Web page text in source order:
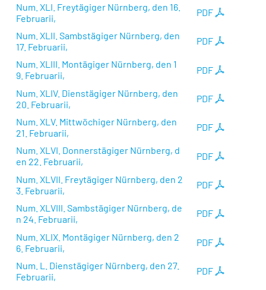
PDF
Num. XLI. Freytägiger Nürnberg, den 16.
Februarii,
PDF
Num. XLII. Sambstägiger Nürnberg, den
17. Februarii,
PDF
Num. XLIII. Montägiger Nürnberg, den 1
9. Februarii,
PDF
Num. XLIV. Dienstägiger Nürnberg, den
20. Februarii,
PDF
Num. XLV. Mittwöchiger Nürnberg, den
21. Februarii,
PDF
Num. XLVI. Donnerstägiger Nürnberg, d
en 22. Februarii,
PDF
Num. XLVII. Freytägiger Nürnberg, den 2
3. Februarii,
PDF
Num. XLVIII. Sambstägiger Nürnberg, de
n 24. Februarii,
PDF
Num. XLIX. Montägiger Nürnberg, den 2
6. Februarii,
PDF
Num. L. Dienstägiger Nürnberg, den 27.
Februarii,